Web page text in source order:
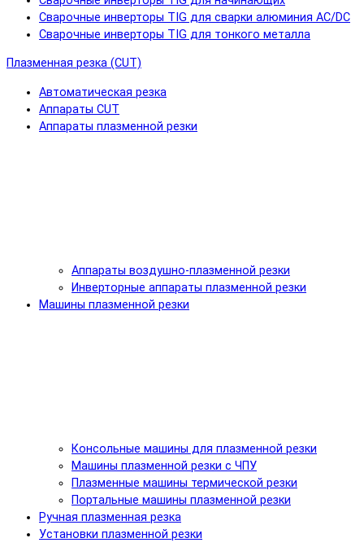
Сварочные инверторы TIG для сварки алюминия AC/DC
Сварочные инверторы TIG для тонкого металла
Плазменная резка (CUT)
Автоматическая резка
Аппараты CUT
Аппараты плазменной резки
Аппараты воздушно-плазменной резки
Инверторные аппараты плазменной резки
Машины плазменной резки
Консольные машины для плазменной резки
Машины плазменной резки с ЧПУ
Плазменные машины термической резки
Портальные машины плазменной резки
Ручная плазменная резка
Установки плазменной резки